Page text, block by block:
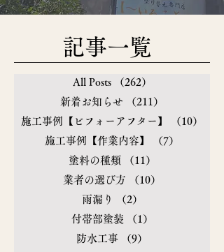
​記事一覧
All Posts （262）
新着お知らせ
（211）
施工事例【ビフォーアフター】
（10）
施工事例【作業内容】
（7）
塗料の種類
（11）
業者の選び方
（10）
雨漏り
（2）
付帯部塗装
（1）
防水工事
（9）